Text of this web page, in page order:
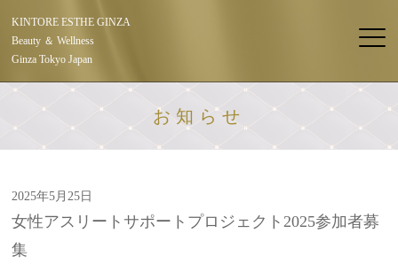
KINTORE ESTHE GINZA
Beauty ＆ Wellness
Ginza Tokyo Japan
お知らせ
2025年5月25日
女性アスリートサポートプロジェクト2025参加者募
集